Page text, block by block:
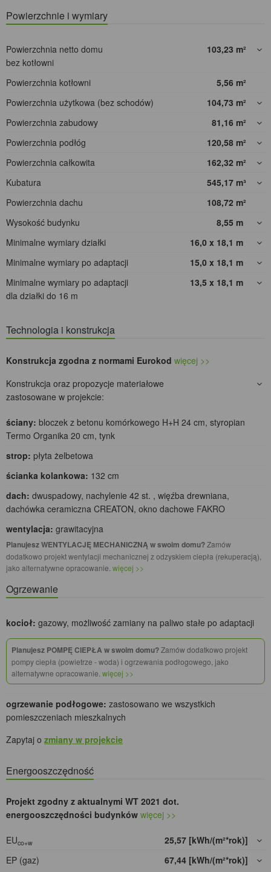
Powierzchnie i wymiary
Powierzchnia netto domu
bez kotłowni
103,23 m²
Powierzchnia kotłowni 5,56 m²
Powierzchnia użytkowa (bez schodów)
104,73 m²
Powierzchnia zabudowy
81,16 m²
Powierzchnia podłóg
120,58 m²
Powierzchnia całkowita
162,32 m²
Kubatura
545,17 m³
Powierzchnia dachu
108,72 m²
Wysokość budynku
8,55 m
Minimalne wymiary działki
16,0 x 18,1 m
Minimalne wymiary po adaptacji
15,0 x 18,1 m
Minimalne wymiary po adaptacji
dla działki do 16 m
13,5 x 18,1 m
Technologia i konstrukcja
Konstrukcja zgodna z normami Eurokod więcej >>
Konstrukcja oraz propozycje materiałowe
zastosowane w projekcie:
ściany: bloczek z betonu komórkowego H+H 24 cm, styropian
Termo Organika 20 cm, tynk
strop: płyta żelbetowa
ścianka kolankowa: 132 cm
dach: dwuspadowy, nachylenie 42 st. , więźba drewniana,
dachówka ceramiczna CREATON, okno dachowe FAKRO
wentylacja: grawitacyjna
Planujesz WENTYLACJĘ MECHANICZNĄ w swoim domu?Zamów
dodatkowo projekt wentylacji mechanicznej z odzyskiem ciepła (rekuperacją),
jako alternatywne opracowanie. więcej >>
Ogrzewanie
kocioł: gazowy, możliwość zamiany na paliwo stałe po adaptacji
Planujesz POMPĘ CIEPŁA w swoim domu?Zamów dodatkowo projekt
pompy ciepła (powietrze - woda) i ogrzewania podłogowego, jako
alternatywne opracowanie. więcej >>
ogrzewanie podłogowe: zastosowano we wszystkich
pomieszczeniach mieszkalnych
Zapytaj o zmiany w projekcie
Energooszczędność
Projekt zgodny z aktualnymi WT 2021 dot.
energooszczędności budynków więcej >>
EUco+w
25,57 [kWh/(m²*rok)]
EP (gaz)
67,44 [kWh/(m²*rok)]